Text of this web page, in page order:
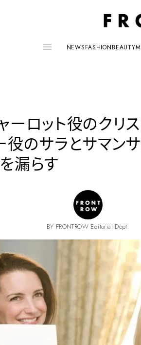
NEWSFASHIONBEAUTY
ーロット役のクリ
役のサラとサマン
漏らす
BY FRONTROW Editorial Dept.